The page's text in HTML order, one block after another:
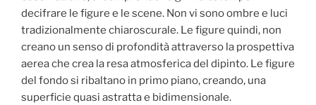
decifrare le figure e le scene. Non vi sono ombre e luci
tradizionalmente chiaroscurale. Le figure quindi, non
creano un senso di profondità attraverso la prospettiva
aerea che crea la resa atmosferica del dipinto. Le figure
del fondo si ribaltano in primo piano, creando, una
superficie quasi astratta e bidimensionale.